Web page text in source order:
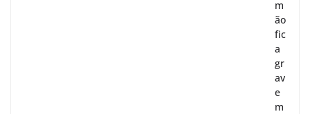
m
ão
fic
a
gr
av
e
m